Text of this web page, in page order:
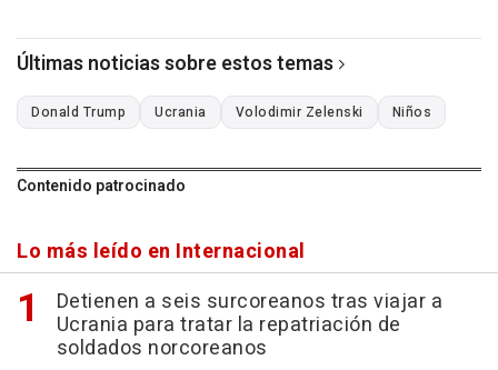
Últimas noticias sobre estos temas
Donald Trump Ucrania Volodimir Zelenski Niños
Contenido patrocinado
Lo más leído en Internacional
Detienen a seis surcoreanos tras viajar a
Ucrania para tratar la repatriación de
soldados norcoreanos